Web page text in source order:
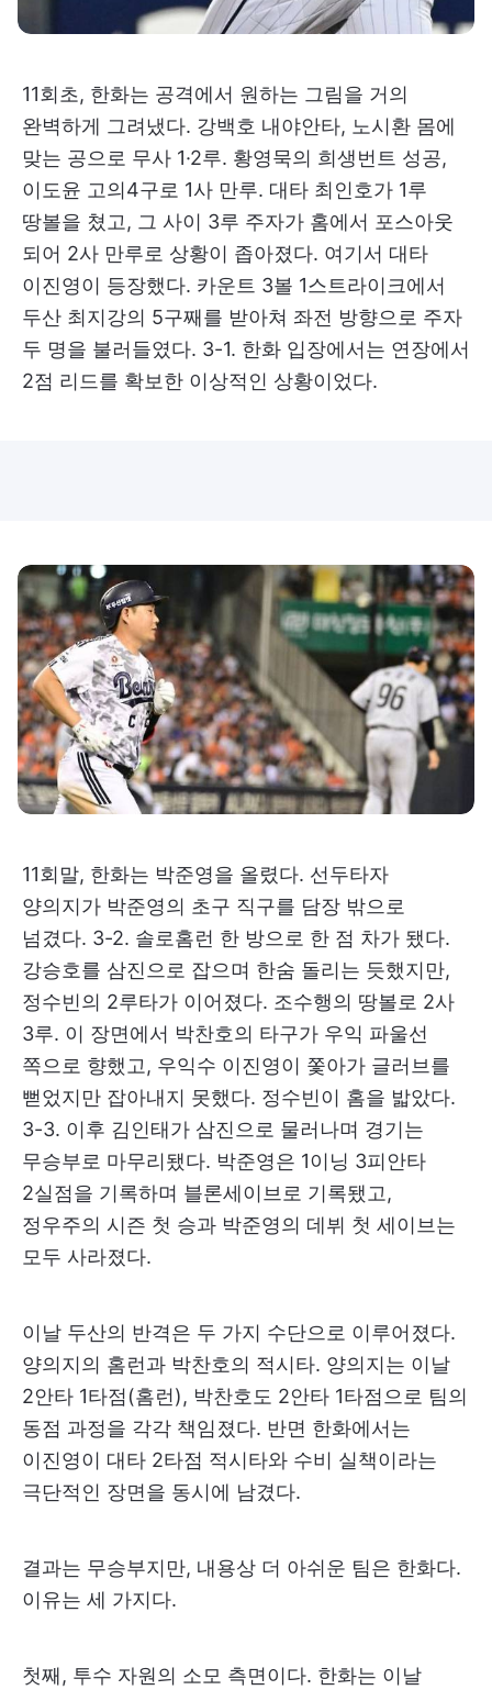
11회초, 한화는 공격에서 원하는 그림을 거의
완벽하게 그려냈다. 강백호 내야안타, 노시환 몸에
맞는 공으로 무사 1·2루. 황영묵의 희생번트 성공,
이도윤 고의4구로 1사 만루. 대타 최인호가 1루
땅볼을 쳤고, 그 사이 3루 주자가 홈에서 포스아웃
되어 2사 만루로 상황이 좁아졌다. 여기서 대타
이진영이 등장했다. 카운트 3볼 1스트라이크에서
두산 최지강의 5구째를 받아쳐 좌전 방향으로 주자
두 명을 불러들였다. 3-1. 한화 입장에서는 연장에서
2점 리드를 확보한 이상적인 상황이었다.
11회말, 한화는 박준영을 올렸다. 선두타자
양의지가 박준영의 초구 직구를 담장 밖으로
넘겼다. 3-2. 솔로홈런 한 방으로 한 점 차가 됐다.
강승호를 삼진으로 잡으며 한숨 돌리는 듯했지만,
정수빈의 2루타가 이어졌다. 조수행의 땅볼로 2사
3루. 이 장면에서 박찬호의 타구가 우익 파울선
쪽으로 향했고, 우익수 이진영이 쫓아가 글러브를
뻗었지만 잡아내지 못했다. 정수빈이 홈을 밟았다.
3-3. 이후 김인태가 삼진으로 물러나며 경기는
무승부로 마무리됐다. 박준영은 1이닝 3피안타
2실점을 기록하며 블론세이브로 기록됐고,
정우주의 시즌 첫 승과 박준영의 데뷔 첫 세이브는
모두 사라졌다.
이날 두산의 반격은 두 가지 수단으로 이루어졌다.
양의지의 홈런과 박찬호의 적시타. 양의지는 이날
2안타 1타점(홈런), 박찬호도 2안타 1타점으로 팀의
동점 과정을 각각 책임졌다. 반면 한화에서는
이진영이 대타 2타점 적시타와 수비 실책이라는
극단적인 장면을 동시에 남겼다.
결과는 무승부지만, 내용상 더 아쉬운 팀은 한화다.
이유는 세 가지다.
첫째, 투수 자원의 소모 측면이다. 한화는 이날